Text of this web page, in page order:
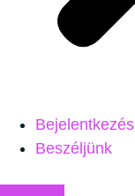
Bejelentkezés
Beszéljünk